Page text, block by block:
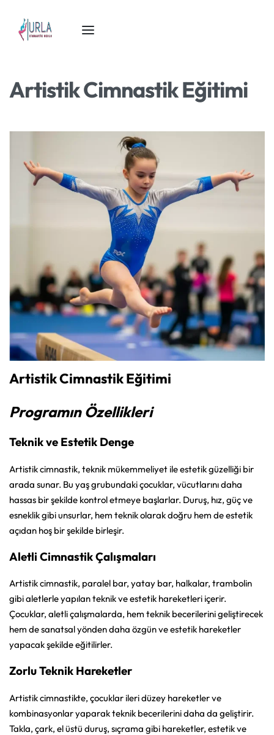
Artistik Cimnastik Eğitimi
Artistik Cimnastik Eğitimi
Programın Özellikleri
Teknik ve Estetik Denge
Artistik cimnastik, teknik mükemmeliyet ile estetik güzelliği bir
arada sunar. Bu yaş grubundaki çocuklar, vücutlarını daha
hassas bir şekilde kontrol etmeye başlarlar. Duruş, hız, güç ve
esneklik gibi unsurlar, hem teknik olarak doğru hem de estetik
açıdan hoş bir şekilde birleşir.
Aletli Cimnastik Çalışmaları
Artistik cimnastik, paralel bar, yatay bar, halkalar, trambolin
gibi aletlerle yapılan teknik ve estetik hareketleri içerir.
Çocuklar, aletli çalışmalarda, hem teknik becerilerini geliştirecek
hem de sanatsal yönden daha özgün ve estetik hareketler
yapacak şekilde eğitilirler.
Zorlu Teknik Hareketler
Artistik cimnastikte, çocuklar ileri düzey hareketler ve
kombinasyonlar yaparak teknik becerilerini daha da geliştirir.
Takla, çark, el üstü duruş, sıçrama gibi hareketler, estetik ve